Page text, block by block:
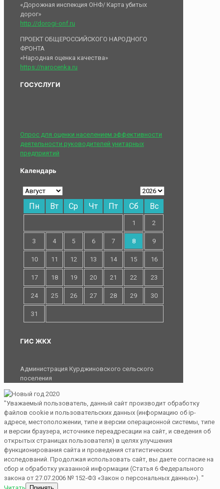
«Дорожная инспекция ОНФ/ Карта убитых
дорог»
http://dorogi-onf.ru
ПРОЕКТ ОБЩЕРОССИЙСКОГО НАРОДНОГО
ФРОНТА
«Народная оценка качества»
https://narocenka.ru
ГОСУСЛУГИ
Опрос для оценки населением эффективности
деятельности руководителей унитарных
предприятий
Календарь
Пн Вт Ср Чт Пт Сб Вс
1 2
3 4 5 6 7 8 9
10 11 12 13 14 15 16
17 18 19 20 21 22 23
24 25 26 27 28 29 30
31
ГИС ЖКХ
Администрация Курджиновского сельского
поселения
"Уважаемый пользователь, данный сайт производит обработку
файлов cookie и пользовательских данных (информацию об ip-
адресе, местоположении, типе и версии операционной системы, типе
и версии браузера, источнике переадресации на сайт, и сведения об
открытых страницах пользователя) в целях улучшения
функционирования сайта и проведения статистических
исследований. Продолжая использовать сайт, вы даете согласие на
сбор и обработку указанной информации (Статья 6 Федерального
закона от 27.07.2006 № 152-ФЗ «Закон о персональных данных»). "